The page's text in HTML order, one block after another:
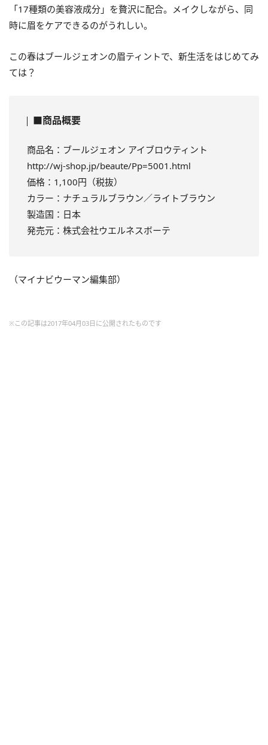
「17種類の美容液成分」を贅沢に配合。メイクしながら、同
時に眉をケアできるのがうれしい。
この春はブールジェオンの眉ティントで、新生活をはじめてみ
ては？
■商品概要
商品名：ブールジェオン アイブロウティント
http://wj-shop.jp/beaute/Pp=5001.html
価格：1,100円（税抜）
カラー：ナチュラルブラウン／ライトブラウン
製造国：日本
発売元：株式会社ウエルネスボーテ
（マイナビウーマン編集部）
※この記事は2017年04月03日に公開されたものです